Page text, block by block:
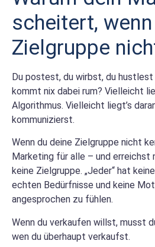
scheitert,
Zielgruppe
Du postest, du wirbst, du hustlest
kommt nix dabei rum? Vielleicht
Algorithmus. Vielleicht liegt’s
kommunizierst.
Wenn du deine Zielgruppe nicht
Marketing für alle – und erreichst
keine Zielgruppe. „Jeder“ hat
echten Bedürfnisse und keine
angesprochen zu fühlen.
Wenn du verkaufen willst, musst
wen du überhaupt verkaufst.